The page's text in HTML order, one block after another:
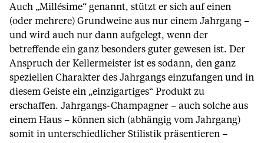
Auch „Millésime“ genannt, stützt er sich auf einen
(oder mehrere) Grundweine aus nur einem Jahrgang –
und wird auch nur dann aufgelegt, wenn der
betreffende ein ganz besonders guter gewesen ist. Der
Anspruch der Kellermeister ist es sodann, den ganz
speziellen Charakter des Jahrgangs einzufangen und in
diesem Geiste ein „einzigartiges“ Produkt zu
erschaffen. Jahrgangs-Champagner – auch solche aus
einem Haus – können sich (abhängig vom Jahrgang)
somit in unterschiedlicher Stilistik präsentieren –